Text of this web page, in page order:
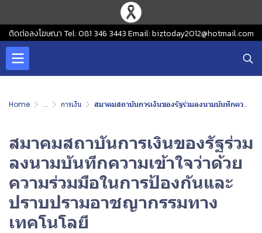
ติดต่อลงโฆษณา Tel: 081 346 3443 Email: biztoday2012@hotmail.com
Home ... การเงิน สมาคมสถาบันการเงินของรัฐร่วมลงนามบันทึกความเข้าใจว่าด้วยความร่วมมือในการป้องกันและปราบปรามอาชญากรรมทางเทคโนโลยี
สมาคมสถาบันการเงินของรัฐร่วม
ลงนามบันทึกความเข้าใจว่าด้วย
ความร่วมมือในการป้องกันและ
ปราบปรามอาชญากรรมทาง
เทคโนโลยี